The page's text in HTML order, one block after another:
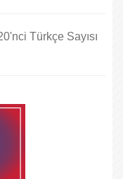
Türkçe Sayısı